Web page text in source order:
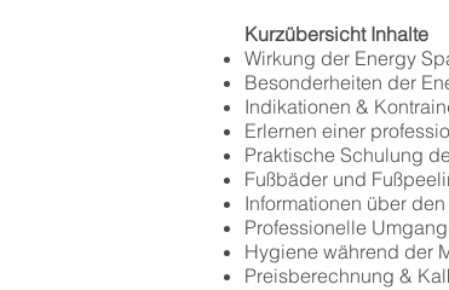
Kurzübersicht Inhalte
Wirkung der Energy
Besonderheiten der
Indikationen &
Erlernen einer
Praktische Schulung
Fußbäder und
Informationen über
Professionelle
Hygiene während der
Preisberechnung &